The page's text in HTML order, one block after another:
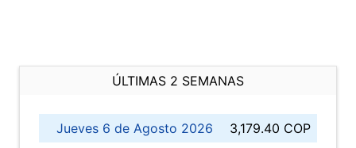
ÚLTIMAS 2 SEMANAS
Jueves 6 de Agosto 2026
3,179.40 COP